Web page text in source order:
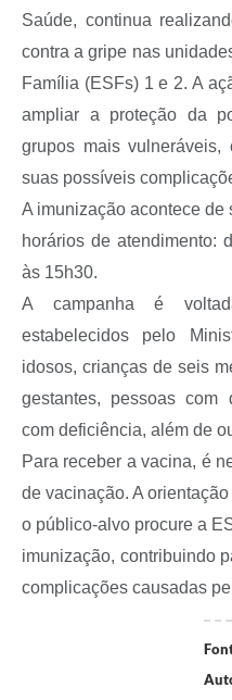
Links
Telefones Úteis
A Prefeitura
Diário Oficial
Saúde, continua
contra a gripe nas
Família (ESFs) 1 e 2. A
ampliar a proteção da
grupos mais
suas possíveis
A imunização acontece de
horários de atendimento:
às 15h30.
A campanha é
estabelecidos pelo
idosos, crianças de seis
gestantes, pessoas com
com deficiência, além de
Para receber a vacina, é
de vacinação. A
o público-alvo procure a
imunização, contribuindo
complicações causadas